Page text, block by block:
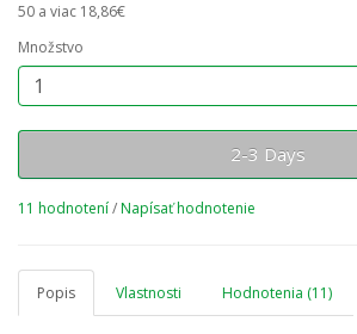
50 a viac 18,86€
Množstvo
2-3 Days
11 hodnotení/Napísať hodnotenie
Popis Vlastnosti Hodnotenia (11)